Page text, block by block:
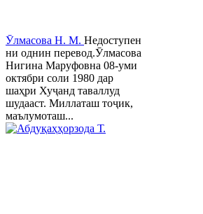
Ӯлмасова Н. М. Недоступен
ни однин перевод.Ӯлмасова
Нигина Маруфовна 08-уми
октябри соли 1980 дар
шаҳри Хуҷанд таваллуд
шудааст. Миллаташ тоҷик,
маълумоташ...